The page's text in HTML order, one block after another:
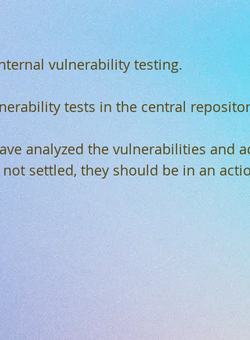
vulnerability testing.
tests in the central
analyzed the vulnerabilities and
settled, they should be in an